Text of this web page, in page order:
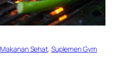
Makanan Sehat, Suplemen Gym